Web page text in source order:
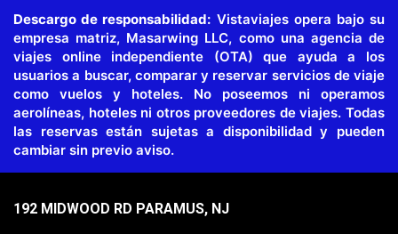
Descargo de responsabilidad: Vistaviajes opera bajo su
empresa matriz, Masarwing LLC, como una agencia de
viajes online independiente (OTA) que ayuda a los
usuarios a buscar, comparar y reservar servicios de viaje
como vuelos y hoteles. No poseemos ni operamos
aerolíneas, hoteles ni otros proveedores de viajes. Todas
las reservas están sujetas a disponibilidad y pueden
cambiar sin previo aviso.
192 MIDWOOD RD PARAMUS, NJ